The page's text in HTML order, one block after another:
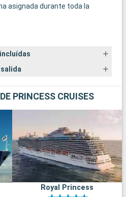
asignada durante toda la
PRINCESS CRUISES
Royal Princess